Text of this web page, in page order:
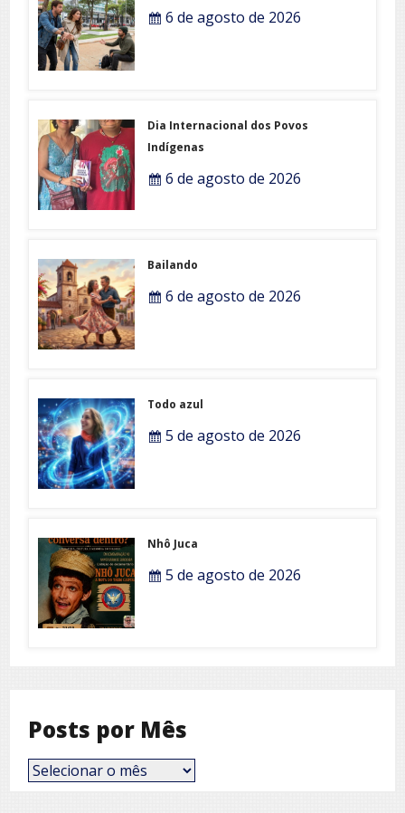
6 de agosto de 2026
Dia Internacional dos Povos
Indígenas
6 de agosto de 2026
Bailando
6 de agosto de 2026
Todo azul
5 de agosto de 2026
Nhô Juca
5 de agosto de 2026
Posts por Mês
Posts
por